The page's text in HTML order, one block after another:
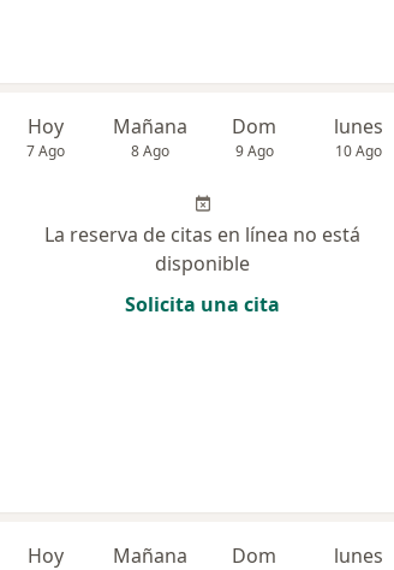
Hoy
7 Ago
Mañana
8 Ago
Dom
9 Ago
lunes
10 Ago
La reserva de citas en línea no está
disponible
Solicita una cita
Hoy Mañana Dom lunes